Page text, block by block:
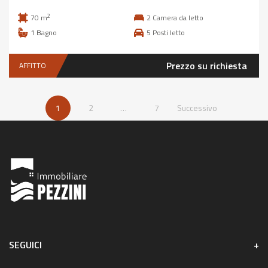
70 m2 2 Camera da letto
1 Bagno 5 Posti letto
AFFITTO Prezzo su richiesta
1 2 … 7 Successivo
SEGUICI